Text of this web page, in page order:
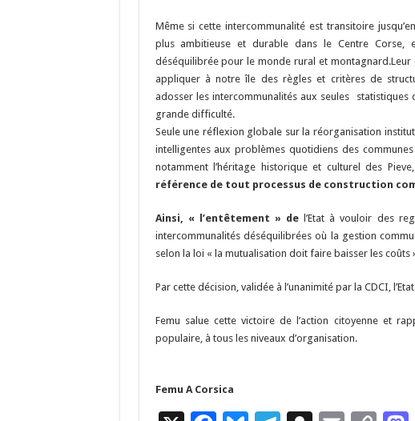
o
k
m h
at
n
k
Même si cette intercommunalité est transitoire
plus ambitieuse et durable dans le Centre
déséquilibrée pour le monde rural et
appliquer à notre île des règles et critères de
adosser les intercommunalités aux seules statistiques
grande difficulté.
Seule une réflexion globale sur la réorganisation
intelligentes aux problèmes quotidiens des
notamment l’héritage historique et culturel des
référence de tout processus de construction
Ainsi, « l’entêtement » de l’Etat à vouloir des
intercommunalités déséquilibrées où la gestion
selon la loi « la mutualisation doit faire baisser les coûts
Par cette décision, validée à l’unanimité par la CDCI,
Femu salue cette victoire de l’action citoyenne et
populaire, à tous les niveaux d’organisation.
Femu A Corsica